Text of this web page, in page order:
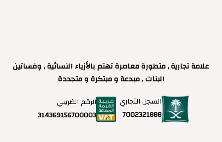
علامة تجارية , متطورة معاصرة تهتم بالأزياء النسائية , وفساتين
البنات , مبدعة و مبتكرة و متجددة
السجل التجاري
7002321888
الرقم الضريبي
314369156700003